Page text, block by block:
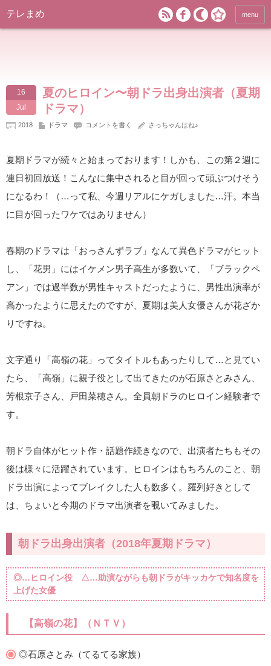
テレまめ menu
16
Jul
夏のヒロイン〜朝ドラ出身出演者（夏期
ドラマ）
2018 ドラマ コメントを書く さっちゃんはね♪
夏期ドラマが続々と始まっております！しかも、この第２週に
連日初回放送！こんなに集中されると目が回って頭ぶつけそう
になるわ！（…って私、今週リアルにケガしました…汗。本当
に目が回ったワケではありません）
春期のドラマは「おっさんずラブ」なんて異色ドラマがヒット
し、「花男」にはイケメン男子高生が多数いて、「ブラックペ
アン」では過半数が男性キャストだったように、男性出演率が
高かったように思えたのですが、夏期は美人女優さんが花ざか
りですね。
文字通り「高嶺の花」ってタイトルもあったりして…と見てい
たら、「高嶺」に親子役として出てきたのが石原さとみさん、
芳根京子さん、戸田菜穂さん。全員朝ドラのヒロイン経験者で
す。
朝ドラ自体がヒット作・話題作続きなので、出演者たちもその
後は様々に活躍されています。ヒロインはもちろんのこと、朝
ドラ出演によってブレイクした人も数多く。羅列好きとして
は、ちょいと今期のドラマ出演者を覗いてみました。
朝ドラ出身出演者（2018年夏期ドラマ）
◎…ヒロイン役 △…助演ながらも朝ドラがキッカケで知名度を
上げた女優
【高嶺の花】（ＮＴＶ）
◎石原さとみ（てるてる家族）